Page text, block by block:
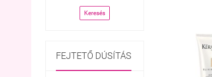
Keresés
FEJTETŐ DÚSÍTÁS